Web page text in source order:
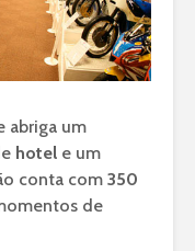
abriga um
hotel e um
conta com 350
de